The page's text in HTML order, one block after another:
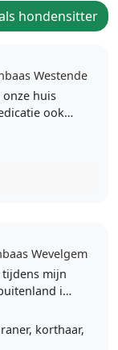
hondensitter
Westende
huis
ook
elke dag
Wevelgem
mijn
in
een groot
korthaar,